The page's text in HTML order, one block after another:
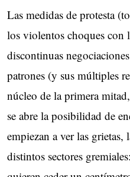
Las medidas de protesta
los violentos choques con
discontinuas
patrones (y sus múltiples
núcleo de la primera
se abre la posibilidad de
empiezan a ver las grietas,
distintos sectores